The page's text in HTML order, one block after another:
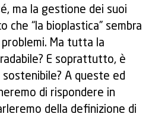
ma la gestione dei suoi
che “la bioplastica” sembra
Ma tutta la
E soprattutto, è
A queste ed
di rispondere in
della definizione di